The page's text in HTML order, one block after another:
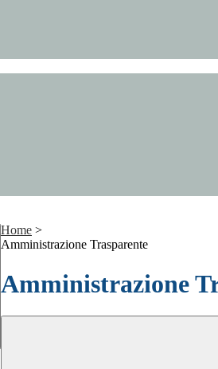
Home >
Amministrazione Trasparente
Amministrazione